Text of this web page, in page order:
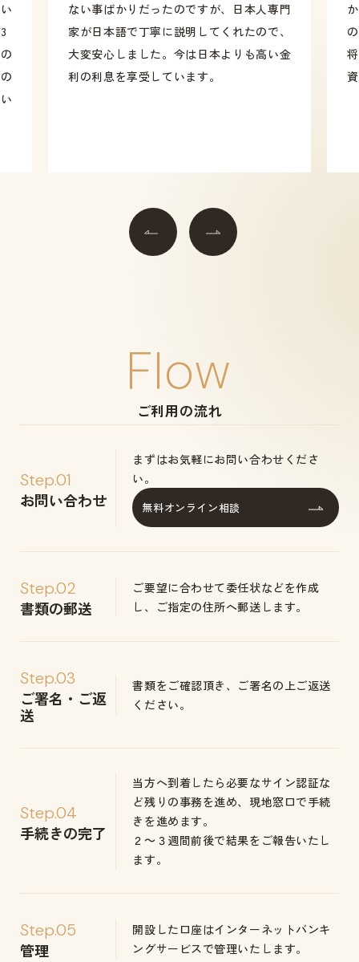
ない事ばかりだったのですが、日本人専門
家が日本語で丁寧に説明してくれたので、
大変安心しました。今は日本よりも高い金
利の利息を享受しています。
Flow
ご利用の流れ
Step.01
お問い合わせ
まずはお気軽にお問い合わせくださ
い。
無料オンライン相談
Step.02
書類の郵送
ご要望に合わせて委任状などを作成
し、ご指定の住所へ郵送します。
Step.03
ご署名・ご返
送
書類をご確認頂き、ご署名の上ご返送
ください。
Step.04
手続きの完了
当方へ到着したら必要なサイン認証な
ど残りの事務を進め、現地窓口で手続
きを進めます。
２～３週間前後で結果をご報告いたし
ます。
Step.05
管理
開設した口座はインターネットバンキ
ングサービスで管理いたします。